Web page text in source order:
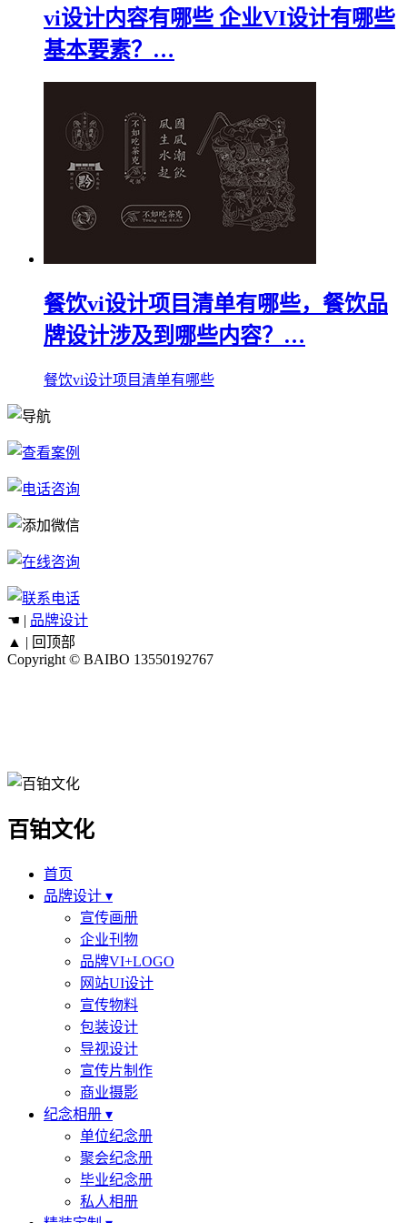
vi设计内容有哪些 企业VI设计有哪些
基本要素？…
餐饮vi设计项目清单有哪些，餐饮品
牌设计涉及到哪些内容？…
餐饮vi设计项目清单有哪些
☚ | 品牌设计
▲ | 回顶部
Copyright © BAIBO 13550192767
百铂文化
首页
品牌设计 ▾
宣传画册
企业刊物
品牌VI+LOGO
网站UI设计
宣传物料
包装设计
导视设计
宣传片制作
商业摄影
纪念相册 ▾
单位纪念册
聚会纪念册
毕业纪念册
私人相册